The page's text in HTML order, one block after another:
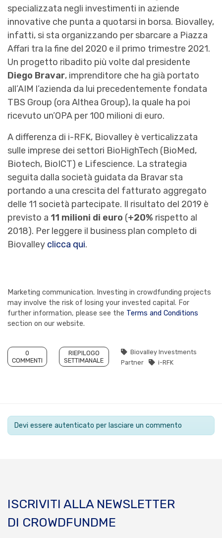
specializzata negli investimenti in aziende
innovative che punta a quotarsi in borsa. Biovalley,
infatti, si sta organizzando per sbarcare a Piazza
Affari tra la fine del 2020 e il primo trimestre 2021.
Un progetto ribadito più volte dal presidente
Diego Bravar, imprenditore che ha già portato
all’AIM l’azienda da lui precedentemente fondata
TBS Group (ora Althea Group), la quale ha poi
ricevuto un’OPA per 100 milioni di euro.
A differenza di i-RFK, Biovalley è verticalizzata
sulle imprese dei settori BioHighTech (BioMed,
Biotech, BioICT) e Lifescience. La strategia
seguita dalla società guidata da Bravar sta
portando a una crescita del fatturato aggregato
delle 11 società partecipate. Il risultato del 2019 è
previsto a 11 milioni di euro (+20% rispetto al
2018). Per leggere il business plan completo di
Biovalley clicca qui.
Marketing communication. Investing in crowdfunding projects
may involve the risk of losing your invested capital. For
further information, please see the Terms and Conditions
section on our website.
0
COMMENTI
RIEPILOGO
SETTIMANALE
Biovalley Investments
Partner
i-RFK
Devi essere autenticato per lasciare un commento
ISCRIVITI ALLA NEWSLETTER
DI CROWDFUNDME